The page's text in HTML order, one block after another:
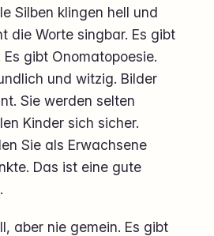
Silben klingen hell und
die Worte singbar. Es gibt
gibt Onomatopoesie.
und witzig. Bilder
Sie werden selten
Kinder sich sicher.
Sie als Erwachsene
Das ist eine gute
aber nie gemein. Es gibt